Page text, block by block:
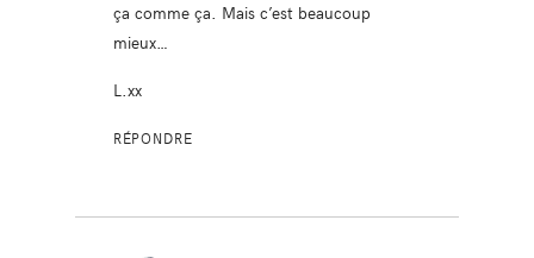
ça comme ça. Mais c’est beaucoup
mieux…
L.xx
RÉPONDRE